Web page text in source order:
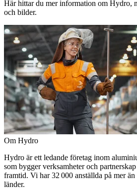
Här hittar du mer information om Hydro,
och bilder.
Om Hydro
Hydro är ett ledande företag inom
som bygger verksamheter och
framtid. Vi har 32 000 anställda på mer
länder.